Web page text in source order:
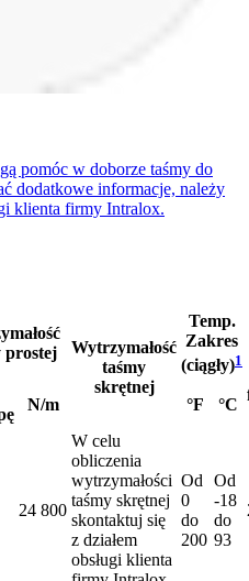
pomóc w doborze taśmy do
dodatkowe informacje, należy
klienta firmy Intralox.
prostej
Wytrzymałość
taśmy
skrętnej
Temp.
Zakres
(ciągły)1
N/m °F °C
24 800
W celu
obliczenia
wytrzymałości
taśmy skrętnej
skontaktuj się
z działem
obsługi klienta
Od
0
do
200
Od
-18
do
93